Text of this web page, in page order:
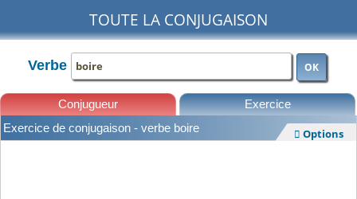
TOUTE LA CONJUGAISON
Verbe OK
Conjugueur Exercice
Exercice de conjugaison - verbe boire  Options